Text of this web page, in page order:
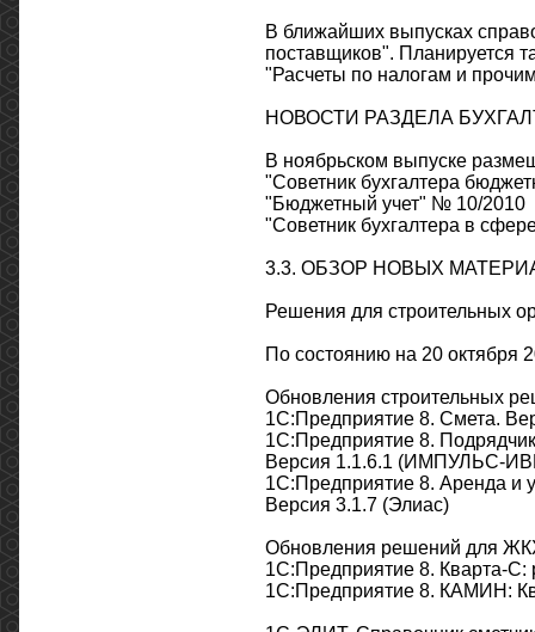
В ближайших выпусках
поставщиков". Планируется
"Расчеты по налогам и
НОВОСТИ РАЗДЕЛА
В ноябрьском выпуске
"Советник бухгалтера
"Бюджетный учет" № 10/2010
"Советник бухгалтера в
3.3. ОБЗОР НОВЫХ
Решения для строительных
По состоянию на 20 октября
Обновления строительных
1С:Предприятие 8. Смета.
1С:Предприятие 8.
Версия 1.1.6.1 (ИМПУЛЬС-
1С:Предприятие 8. Аренда и
Версия 3.1.7 (Элиас)
Обновления решений для
1С:Предприятие 8. Кварта-С:
1С:Предприятие 8. КАМИН: